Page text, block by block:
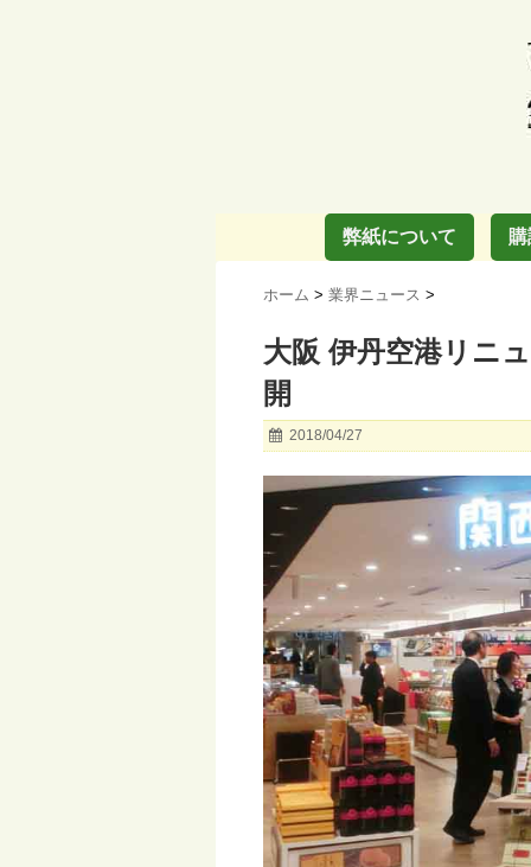
弊紙について
ホーム > 業界ニュース >
大阪 伊丹空港リニ
開
2018/04/27